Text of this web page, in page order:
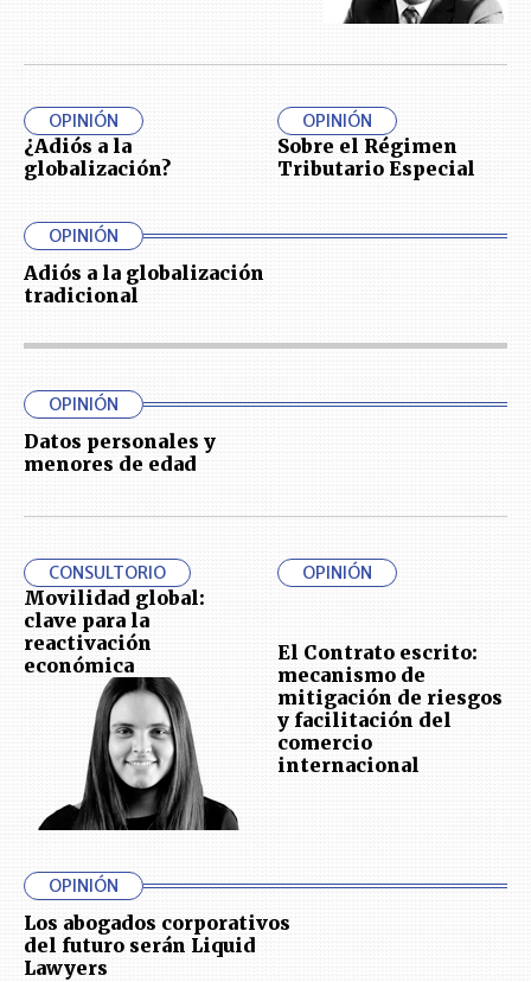
OPINIÓN
¿Adiós a la
globalización?
OPINIÓN
Sobre el Régimen
Tributario Especial
OPINIÓN
Adiós a la globalización
tradicional
OPINIÓN
Datos personales y
menores de edad
CONSULTORIO
Movilidad global:
clave para la
reactivación
económica
OPINIÓN
El Contrato escrito:
mecanismo de
mitigación de riesgos
y facilitación del
comercio
internacional
OPINIÓN
Los abogados corporativos
del futuro serán Liquid
Lawyers